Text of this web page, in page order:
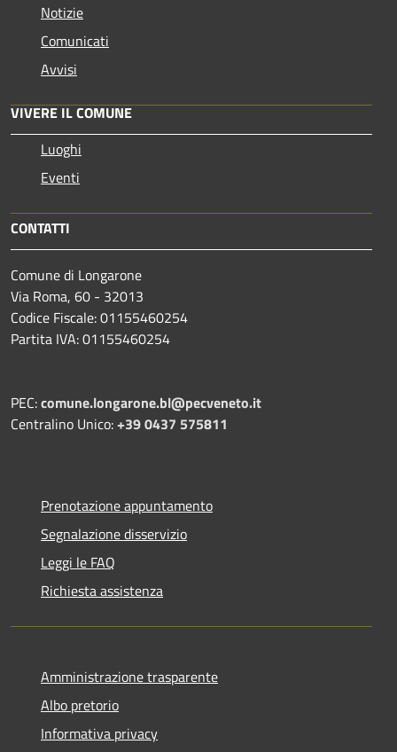
Notizie
Comunicati
Avvisi
VIVERE IL COMUNE
Luoghi
Eventi
CONTATTI
Comune di Longarone
Via Roma, 60 - 32013
Codice Fiscale: 01155460254
Partita IVA: 01155460254
PEC:comune.longarone.bl@pecveneto.it
Centralino Unico:+39 0437 575811
Prenotazione appuntamento
Segnalazione disservizio
Leggi le FAQ
Richiesta assistenza
Amministrazione trasparente
Albo pretorio
Informativa privacy